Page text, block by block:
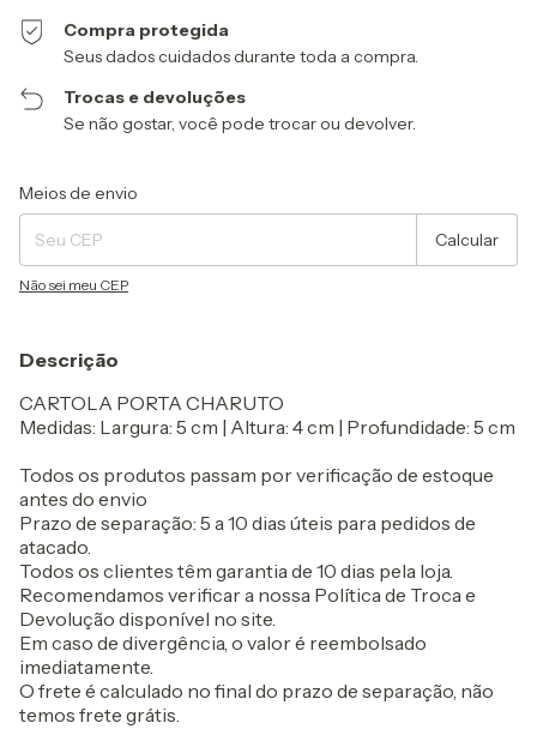
Compra protegida
Seus dados cuidados durante toda a compra.
Trocas e devoluções
Se não gostar, você pode trocar ou devolver.
Entregas para o CEP:
Meios de envio
Calcular
Não sei meu CEP
Descrição
CARTOLA PORTA CHARUTO
Medidas: Largura: 5 cm | Altura: 4 cm | Profundidade: 5 cm
Todos os produtos passam por verificação de estoque
antes do envio
Prazo de separação: 5 a 10 dias úteis para pedidos de
atacado.
Todos os clientes têm garantia de 10 dias pela loja.
Recomendamos verificar a nossa Política de Troca e
Devolução disponível no site.
Em caso de divergência, o valor é reembolsado
imediatamente.
O frete é calculado no final do prazo de separação, não
temos frete grátis.